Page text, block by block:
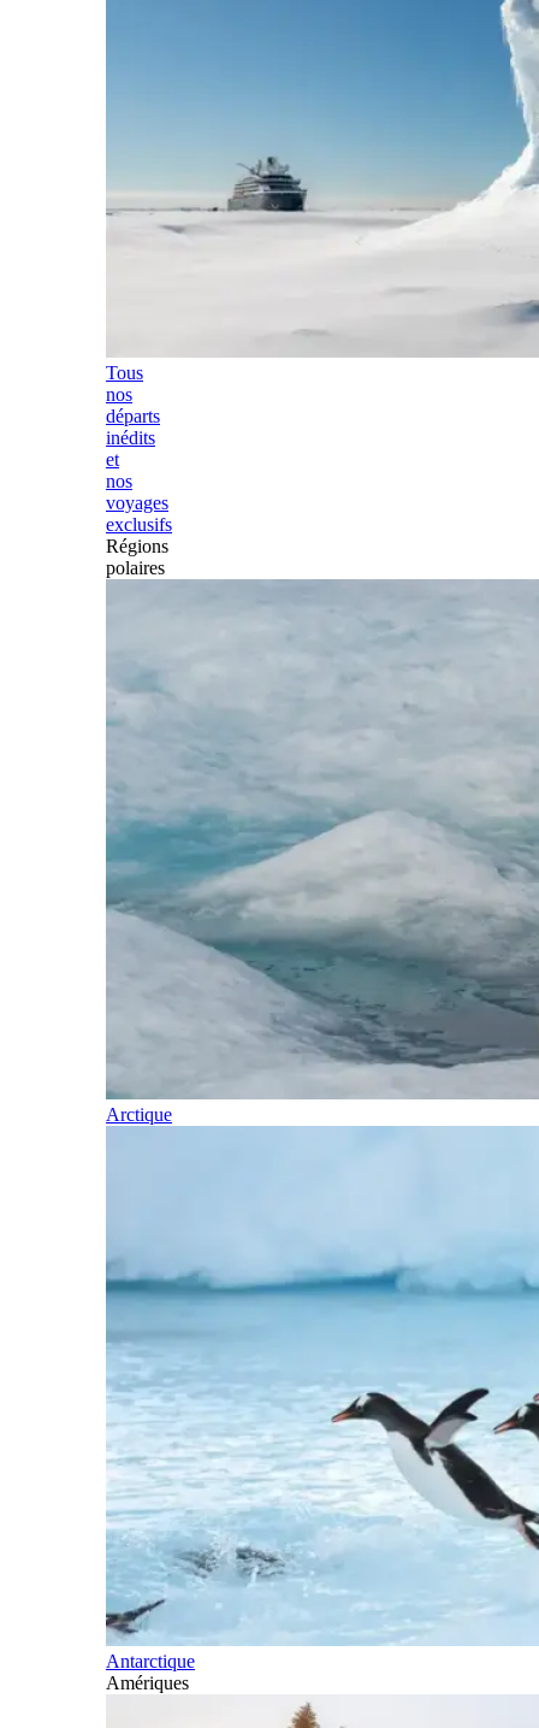
Tous
nos
départs
inédits
et
nos
voyages
exclusifs
Régions
polaires
Arctique
Antarctique
Amériques